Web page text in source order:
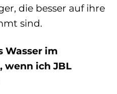
die besser auf ihre
sind.
Wasser im
wenn ich JBL